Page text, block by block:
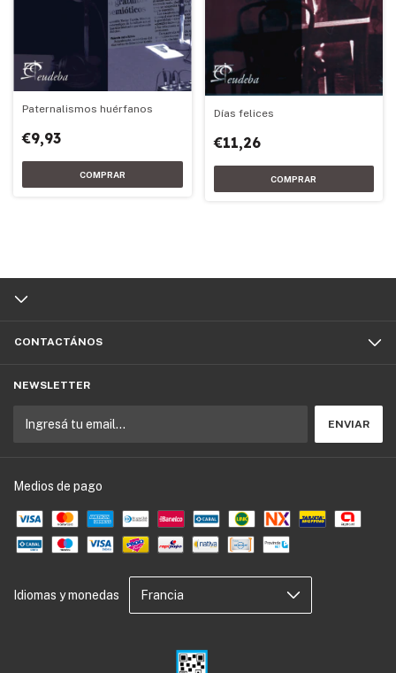
Paternalismos huérfanos
€9,93
Días felices
€11,26
CONTACTÁNOS
NEWSLETTER
Medios de pago
Idiomas y monedas